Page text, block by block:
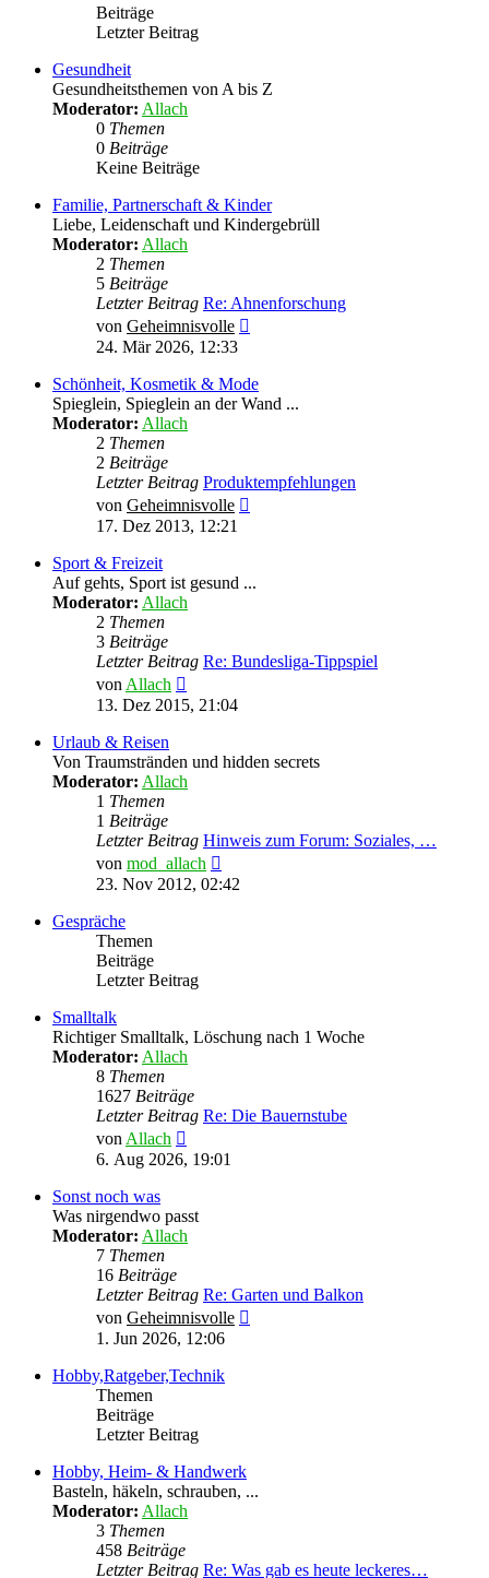
Beiträge
Letzter Beitrag
Gesundheit
Gesundheitsthemen von A bis Z
Moderator: Allach
0 Themen
0 Beiträge
Keine Beiträge
Familie, Partnerschaft & Kinder
Liebe, Leidenschaft und Kindergebrüll
Moderator: Allach
2 Themen
5 Beiträge
Letzter Beitrag Re: Ahnenforschung
von Geheimnisvolle
24. Mär 2026, 12:33
Schönheit, Kosmetik & Mode
Spieglein, Spieglein an der Wand ...
Moderator: Allach
2 Themen
2 Beiträge
Letzter Beitrag Produktempfehlungen
von Geheimnisvolle
17. Dez 2013, 12:21
Sport & Freizeit
Auf gehts, Sport ist gesund ...
Moderator: Allach
2 Themen
3 Beiträge
Letzter Beitrag Re: Bundesliga-Tippspiel
von Allach
Beitrag
13. Dez 2015, 21:04
Urlaub & Reisen
Von Traumstränden und hidden secrets
Moderator: Allach
1 Themen
1 Beiträge
Letzter Beitrag Hinweis zum Forum: Soziales, …
von mod_allach
Beitrag
23. Nov 2012, 02:42
Gespräche
Themen
Beiträge
Letzter Beitrag
Smalltalk
Richtiger Smalltalk, Löschung nach 1 Woche
Moderator: Allach
8 Themen
1627 Beiträge
Letzter Beitrag Re: Die Bauernstube
von Allach
Beitrag
6. Aug 2026, 19:01
Sonst noch was
Was nirgendwo passt
Moderator: Allach
7 Themen
16 Beiträge
Letzter Beitrag Re: Garten und Balkon
von Geheimnisvolle
1. Jun 2026, 12:06
Hobby,Ratgeber,Technik
Themen
Beiträge
Letzter Beitrag
Hobby, Heim- & Handwerk
Basteln, häkeln, schrauben, ...
Moderator: Allach
3 Themen
458 Beiträge
Letzter Beitrag Re: Was gab es heute leckeres…